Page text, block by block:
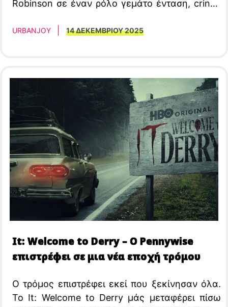
Robinson σε έναν ρόλο γεμάτο ένταση, cringe
URBANJOY 14 ΔΕΚΕΜΒΡΙΟΥ 2025
It: Welcome to Derry – Ο Pennywise
επιστρέφει σε μια νέα εποχή τρόμου
Ο τρόμος επιστρέφει εκεί που ξεκίνησαν όλα.
Το It: Welcome to Derry μάς μεταφέρει πίσω